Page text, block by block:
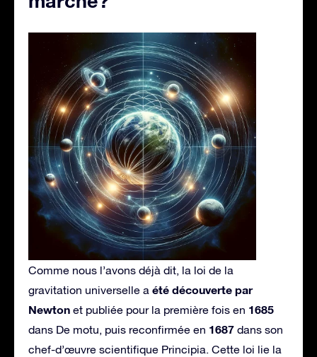
Comme nous l’avons déjà dit, la loi de la
gravitation universelle a été découverte par
Newton et publiée pour la première fois en 1685
dans De motu, puis reconfirmée en 1687 dans son
chef-d’œuvre scientifique Principia. Cette loi lie la